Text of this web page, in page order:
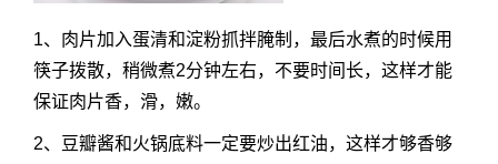
1、肉片加入蛋清和淀粉抓拌腌制，最后水煮的时候用
筷子拨散，稍微煮2分钟左右，不要时间长，这样才能
保证肉片香，滑，嫩。
2、豆瓣酱和火锅底料一定要炒出红油，这样才够香够